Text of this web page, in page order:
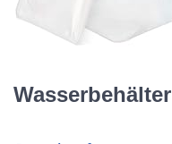
Wasserbehälter